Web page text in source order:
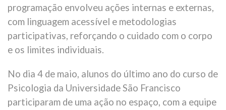
programação envolveu ações internas e externas,
com linguagem acessível e metodologias
participativas, reforçando o cuidado com o corpo
e os limites individuais.
No dia 4 de maio, alunos do último ano do curso de
Psicologia da Universidade São Francisco
participaram de uma ação no espaço, com a equipe